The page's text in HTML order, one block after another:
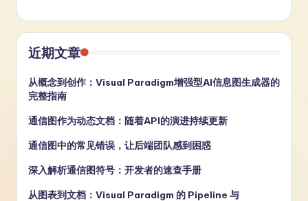
近期文章
从概念到创作：Visual Paradigm增强型AI信息图生成器的
完整指南
通信图作为动态文档：随着API的演进持续更新
通信图中的常见错误，让后端团队感到困惑
深入解析通信图符号：开发者的速查手册
从图表到文档：Visual Paradigm 的 Pipeline 与